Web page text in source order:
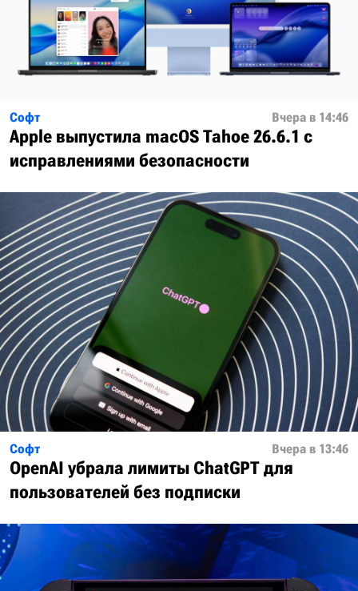
Софт Вчера в 14:46
Apple выпустила macOS Tahoe 26.6.1 с
исправлениями безопасности
Софт Вчера в 13:46
OpenAI убрала лимиты ChatGPT для
пользователей без подписки